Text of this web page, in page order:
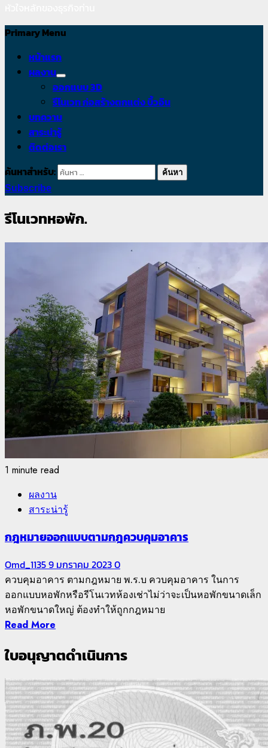
Primary Menu
หน้าแรก
ผลงาน
ออกแบบ 3D
รีโนเวท ก่อสร้างตกแต่ง บิ้วอิน
บทความ
สาระน่ารู้
ติดต่อเรา
ค้นหาสำหรับ:
Subscribe
รีโนเวทหอพัก.
1 minute read
ผลงาน
สาระน่ารู้
กฎหมายออกแบบตามกฎควบคุมอาคาร
Omd_11359 มกราคม 20230
ควบคุมอาคาร ตามกฎหมาย พ.ร.บ ควบคุมอาคาร ในการ
ออกแบบหอพักหรือรีโนเวทห้องเช่าไม่ว่าจะเป็นหอพักขนาดเล็ก
หอพักขนาดใหญ่ ต้องทำให้ถูกกฎหมาย
Read More
ใบอนุญาตดำเนินการ